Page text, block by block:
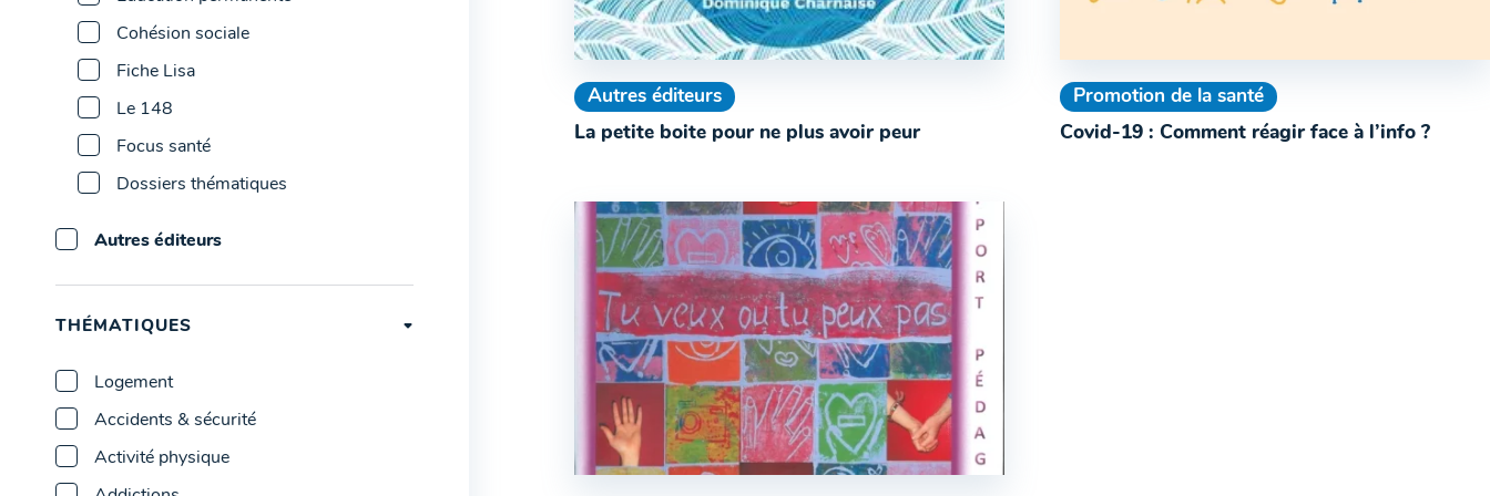
Cohésion sociale
Fiche Lisa
Le 148
Focus santé
Dossiers thématiques
Autres éditeurs
THÉMATIQUES
Logement
Accidents & sécurité
Activité physique
Autres éditeurs
La petite boite pour ne plus avoir peur
Promotion de la santé
Covid-19 : Comment réagir face à l’info ?